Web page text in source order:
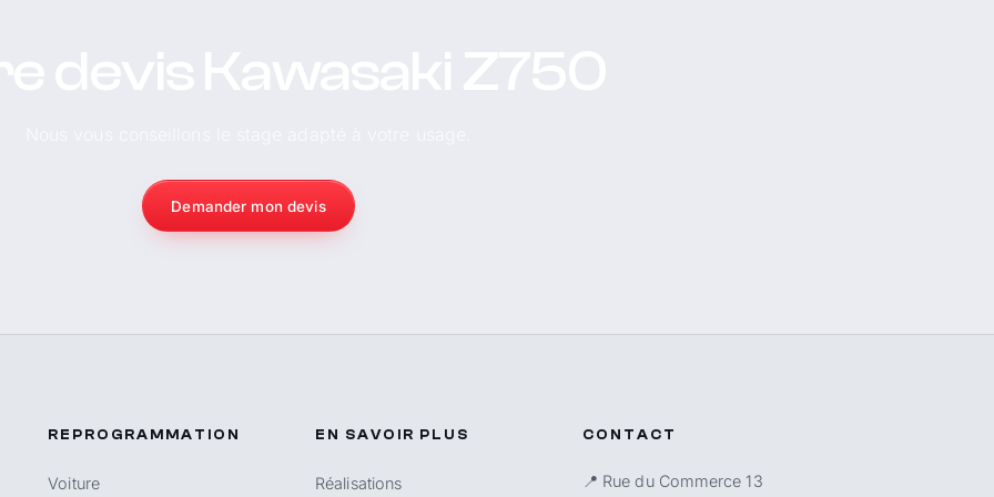
Demander mon devis
REPROGRAMMATION
Voiture
EN SAVOIR PLUS
Réalisations
CONTACT
📍 Rue du Commerce 13